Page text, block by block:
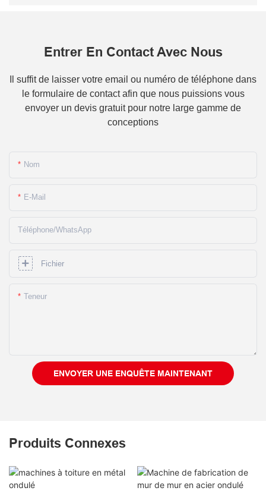
Entrer En Contact Avec Nous
Il suffit de laisser votre email ou numéro de téléphone dans
le formulaire de contact afin que nous puissions vous
envoyer un devis gratuit pour notre large gamme de
conceptions
Nom
E-Mail
Téléphone/WhatsApp
Fichier
Teneur
ENVOYER UNE ENQUÊTE MAINTENANT
Produits Connexes